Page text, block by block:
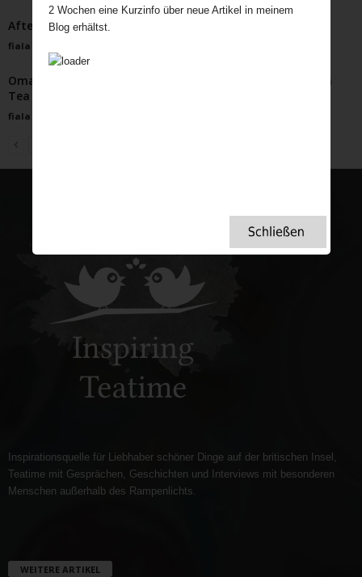
Afternoon Tea in der Wilden Mathilde in Berlin
fiala
Omas Wedgwood Porzellan zum Tee? Ja bitte! Afternoon
Tea mit modernem Luxusporzellan? Ja bitte!
fiala
Inspirationsquelle für Liebhaber schöner Dinge auf der britischen Insel,
Teatime mit Gesprächen, Geschichten und Interviews mit besonderen
Menschen außerhalb des Rampenlichts.
WEITERE ARTIKEL
2 Wochen eine Kurzinfo über neue Artikel in meinem
Blog erhältst.